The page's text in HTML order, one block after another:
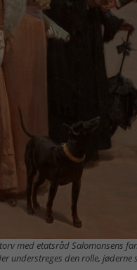
med etatsråd Salomonsens
understreges den rolle,